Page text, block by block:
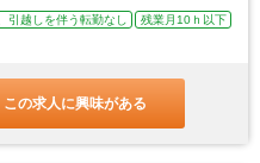
引越しを伴う転勤なし
残業月10ｈ以下
この求人に興味がある